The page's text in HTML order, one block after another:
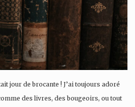
jour de brocante ! J’ai toujours adoré
des livres, des bougeoirs, ou tout